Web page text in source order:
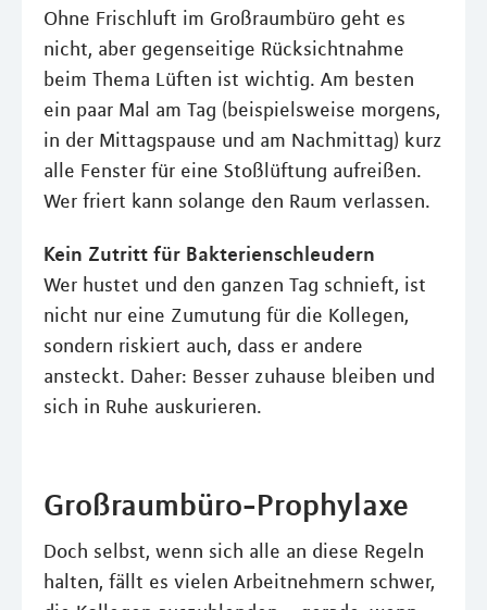
Ohne Frischluft im Großraumbüro geht es
nicht, aber gegenseitige Rücksichtnahme
beim Thema Lüften ist wichtig. Am besten
ein paar Mal am Tag (beispielsweise morgens,
in der Mittagspause und am Nachmittag) kurz
alle Fenster für eine Stoßlüftung aufreißen.
Wer friert kann solange den Raum verlassen.
Kein Zutritt für Bakterienschleudern
Wer hustet und den ganzen Tag schnieft, ist
nicht nur eine Zumutung für die Kollegen,
sondern riskiert auch, dass er andere
ansteckt. Daher: Besser zuhause bleiben und
sich in Ruhe auskurieren.
Großraumbüro-Prophylaxe
Doch selbst, wenn sich alle an diese Regeln
halten, fällt es vielen Arbeitnehmern schwer,